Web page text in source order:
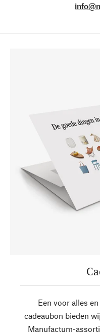
Een voor alles
cadeaubon bieden
Manufactum-